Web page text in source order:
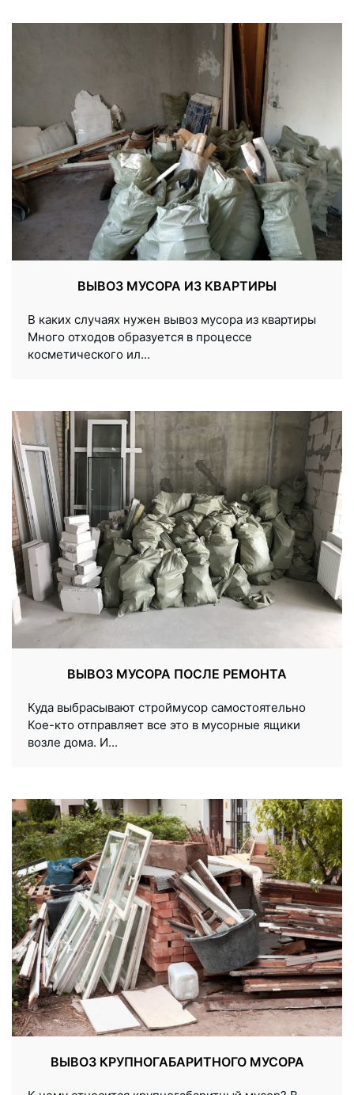
ВЫВОЗ МУСОРА ИЗ КВАРТИРЫ
В каких случаях нужен вывоз мусора из квартиры
Много отходов образуется в процессе
косметического ил...
ВЫВОЗ МУСОРА ПОСЛЕ РЕМОНТА
Куда выбрасывают строймусор самостоятельно
Кое-кто отправляет все это в мусорные ящики
возле дома. И...
ВЫВОЗ КРУПНОГАБАРИТНОГО МУСОРА